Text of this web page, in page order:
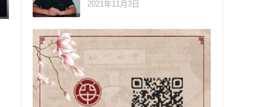
2021年11月3日